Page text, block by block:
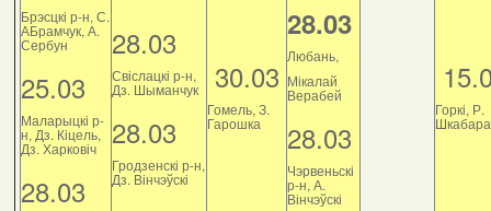
Брэсцкі р-н, С.
АБрамчук, А.
Сербун
25.03
Маларыцкі р-
н, Дз. Кіцель,
Дз. Харковіч
28.03
28.03
Свіслацкі р-н,
Дз. Шыманчук
28.03
Гродзенскі р-н,
Дз. Вінчэўскі
30.03
Гомель, З.
Гарошка
28.03
Любань,
Мікалай
Верабей
28.03
Чэрвеньскі
р-н, А.
Вінчэўскі
Горкі, Р.
Шкабара